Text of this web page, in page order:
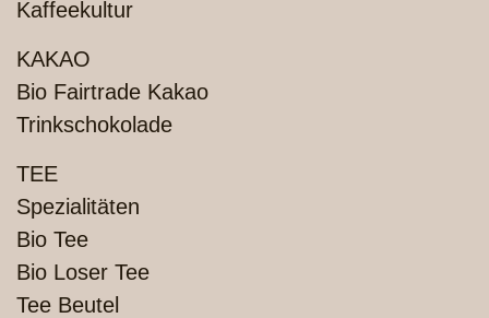
Kaffeekultur
KAKAO
Bio Fairtrade Kakao
Trinkschokolade
TEE
Spezialitäten
Bio Tee
Bio Loser Tee
Tee Beutel